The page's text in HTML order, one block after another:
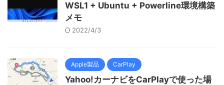
WSL1 + Ubuntu + Powerline環境構築
メモ
2022/4/3
Apple製品 CarPlay
Yahoo!カーナビをCarPlayで使った場